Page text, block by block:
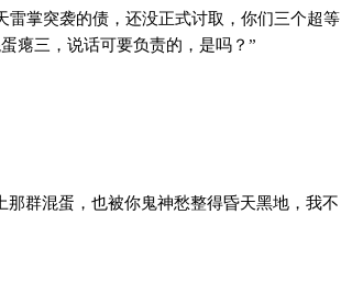
掌突袭的债，还没正式讨取，你们三个超等
瘪三，说话可要负责的，是吗？”
群混蛋，也被你鬼神愁整得昏天黑地，我不